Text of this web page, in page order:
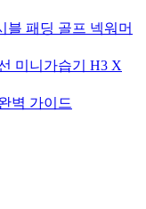
블 패딩 골프 넥워머
미니가습기 H3 X
벽 가이드